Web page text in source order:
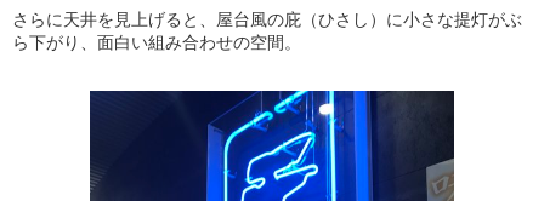
さらに天井を見上げると、屋台風の庇（ひさし）に小さな提灯がぶ
ら下がり、面白い組み合わせの空間。